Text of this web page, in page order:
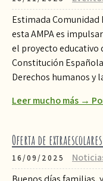
Estimada Comunidad
esta AMPA es
el proyecto educativo
Constitución
Derechos humanos
Leer mucho más →
Oferta de
16/09/2025